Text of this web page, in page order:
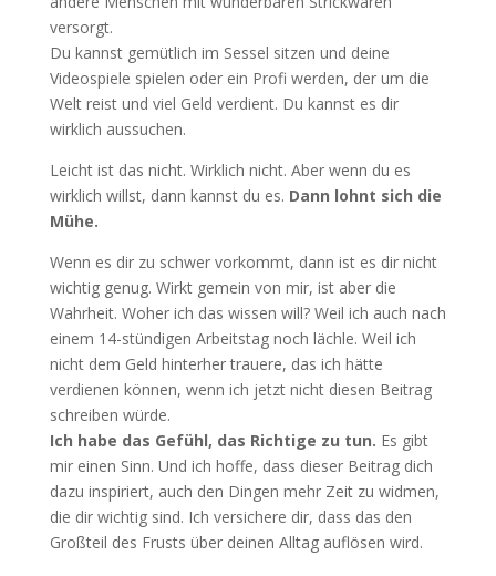
versorgt.
Du kannst gemütlich im Sessel sitzen und deine
Videospiele spielen oder ein Profi werden, der um die
Welt reist und viel Geld verdient. Du kannst es dir
wirklich aussuchen.
Leicht ist das nicht. Wirklich nicht. Aber wenn du es
wirklich willst, dann kannst du es. Dann lohnt sich die
Mühe.
Wenn es dir zu schwer vorkommt, dann ist es dir nicht
wichtig genug. Wirkt gemein von mir, ist aber die
Wahrheit. Woher ich das wissen will? Weil ich auch nach
einem 14-stündigen Arbeitstag noch lächle. Weil ich
nicht dem Geld hinterher trauere, das ich hätte
verdienen können, wenn ich jetzt nicht diesen Beitrag
schreiben würde.
Ich habe das Gefühl, das Richtige zu tun. Es gibt
mir einen Sinn. Und ich hoffe, dass dieser Beitrag dich
dazu inspiriert, auch den Dingen mehr Zeit zu widmen,
die dir wichtig sind. Ich versichere dir, dass das den
Großteil des Frusts über deinen Alltag auflösen wird.